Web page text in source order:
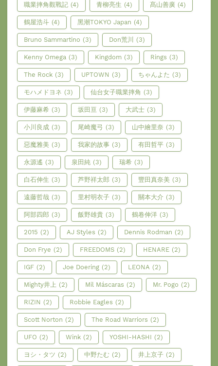
職業摔角觀戰記 (4) 青柳亮生 (4) 髙山善廣 (4)
鶴屋浩斗 (4) 黑潮TOKYO Japan (4)
Bruno Sammartino (3) Don荒川 (3)
Kenny Omega (3) Kingdom (3) Rings (3)
The Rock (3) UPTOWN (3) ちゃんよた (3)
モハメドヨネ (3) 仙台女子職業摔角 (3)
伊藤麻希 (3) 坂田亘 (3) 大武士 (3)
小川良成 (3) 尾崎魔弓 (3) 山中繪里奈 (3)
惡魔雅美 (3) 我家的故事 (3) 有田哲平 (3)
永源遙 (3) 泉田純 (3) 瑞希 (3)
白石伸生 (3) 芦野祥太郎 (3) 豐田真奈美 (3)
遠藤哲哉 (3) 里村明衣子 (3) 關本大介 (3)
阿部四郎 (3) 飯野雄貴 (3) 鶴卷伸洋 (3)
2015 (2) AJ Styles (2) Dennis Rodman (2)
Don Frye (2) FREEDOMS (2) HENARE (2)
IGF (2) Joe Doering (2) LEONA (2)
Mighty井上 (2) Mil Máscaras (2) Mr. Pogo (2)
RIZIN (2) Robbie Eagles (2)
Scott Norton (2) The Road Warriors (2)
UFO (2) Wink (2) YOSHI-HASHI (2)
ヨシ・タツ (2) 中野たむ (2) 井上京子 (2)